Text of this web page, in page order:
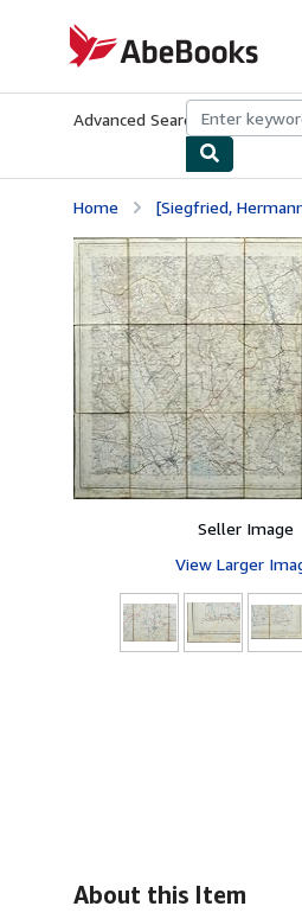
AbeBooks.com
Advanced Search Browse
Home [Siegfried,
Seller Image
View Larger
About this Item